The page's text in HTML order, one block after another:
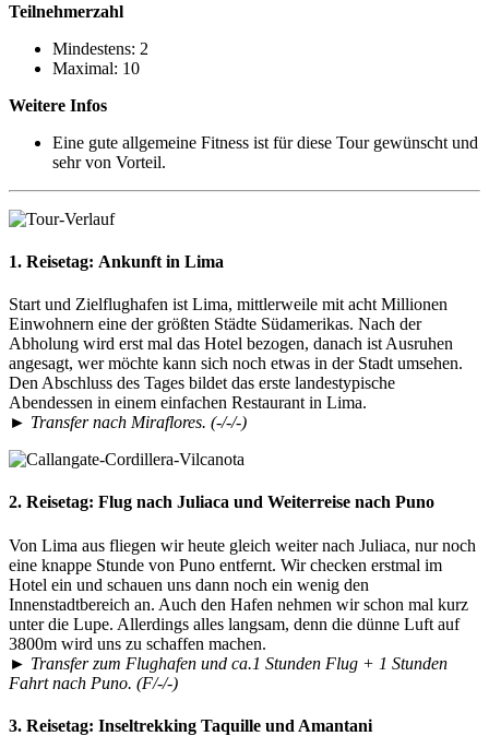
Teilnehmerzahl
Mindestens: 2
Maximal: 10
Weitere Infos
Eine gute allgemeine Fitness ist für diese Tour gewünscht und
sehr von Vorteil.
1. Reisetag: Ankunft in Lima
Start und Zielflughafen ist Lima, mittlerweile mit acht Millionen
Einwohnern eine der größten Städte Südamerikas. Nach der
Abholung wird erst mal das Hotel bezogen, danach ist Ausruhen
angesagt, wer möchte kann sich noch etwas in der Stadt umsehen.
Den Abschluss des Tages bildet das erste landestypische
Abendessen in einem einfachen Restaurant in Lima.
► Transfer nach Miraflores. (-/-/-)
2. Reisetag: Flug nach Juliaca und Weiterreise nach Puno
Von Lima aus fliegen wir heute gleich weiter nach Juliaca, nur noch
eine knappe Stunde von Puno entfernt. Wir checken erstmal im
Hotel ein und schauen uns dann noch ein wenig den
Innenstadtbereich an. Auch den Hafen nehmen wir schon mal kurz
unter die Lupe. Allerdings alles langsam, denn die dünne Luft auf
3800m wird uns zu schaffen machen.
► Transfer zum Flughafen und ca.1 Stunden Flug + 1 Stunden
Fahrt nach Puno. (F/-/-)
3. Reisetag: Inseltrekking Taquille und Amantani